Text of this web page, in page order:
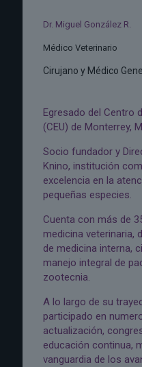
Dr. Miguel González R.
Médico Veterinario
Cirujano y Médico
Egresado del Centro
(CEU) de Monterrey,
Socio fundador y
Knino, institución
excelencia en la
pequeñas especies.
Cuenta con más de
medicina veterinaria,
de medicina interna,
manejo integral de
zootecnia.
A lo largo de su
participado en
actualización,
educación continua,
vanguardia de los